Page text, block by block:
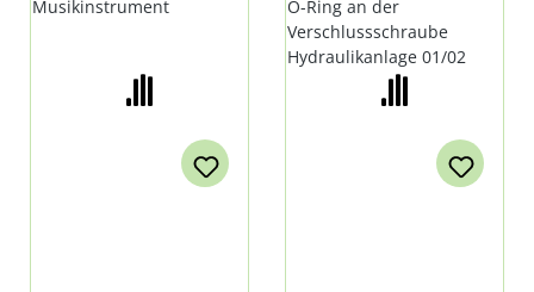
ÖLFILTER
HYDRAULIKANLAGE
01/02